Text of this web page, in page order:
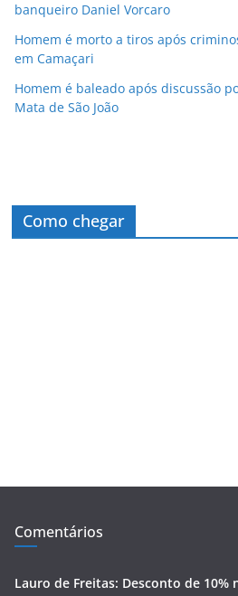
banqueiro Daniel Vorcaro
Homem é morto a tiros após
em Camaçari
Homem é baleado após discussão
Mata de São João
Como chegar
Comentários
Lauro de Freitas: Desconto de 10%